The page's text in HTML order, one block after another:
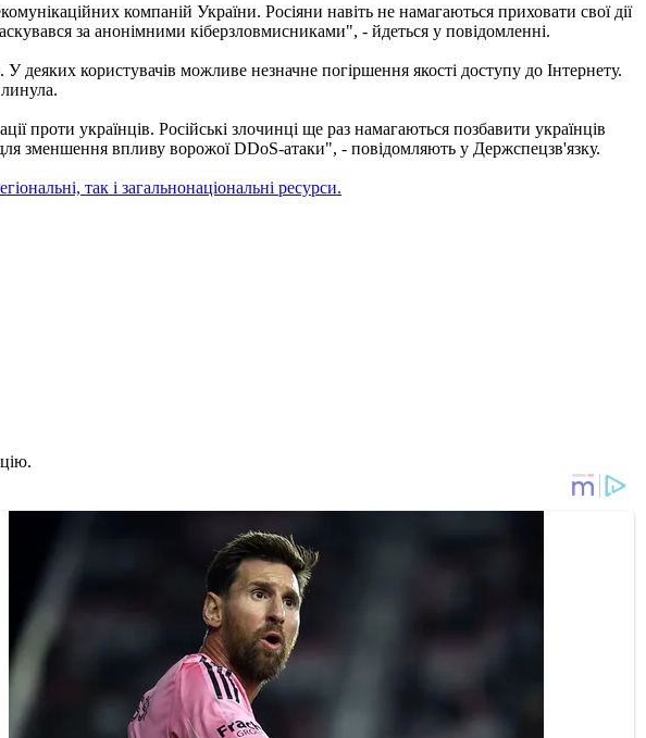
компаній України. Росіяни навіть не намагаються приховати свої дії
за анонімними кіберзловмисниками", - йдеться у повідомленні.
користувачів можливе незначне погіршення якості доступу до Інтернету.
проти українців. Російські злочинці ще раз намагаються позбавити українців
для зменшення впливу ворожої DDoS-атаки", - повідомляють у Держспецзв'язку.
так і загальнонаціональні ресурси.